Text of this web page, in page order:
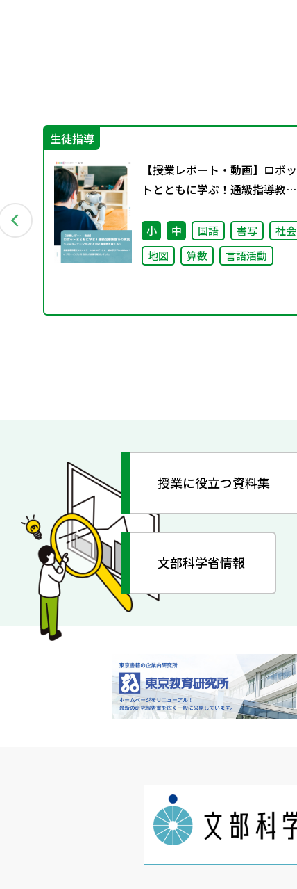
生徒指導
【授業レポート・動画】ロボッ
トとともに学ぶ！通級指導教室
での実践～コミュニケーション
力と自己肯定感を育てる～
小 中 国語 書写
社会
地図
算数 言語活動
授業に役立つ資料集
文部科学省情報